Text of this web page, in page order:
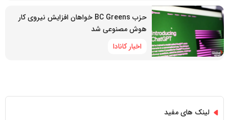
حزب BC Greens خواهان افزایش نیروی کار
هوش مصنوعی شد
اخبار کانادا
لینک های مفید